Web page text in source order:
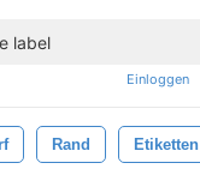
Einloggen
Rand Etiketten